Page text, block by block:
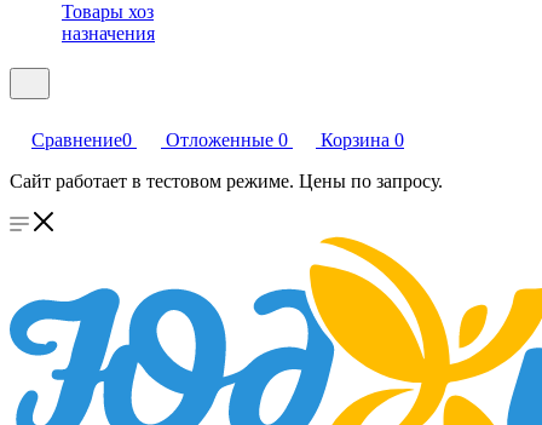
Товары хоз
назначения
Сравнение0 Отложенные 0 Корзина 0
Сайт работает в тестовом режиме. Цены по запросу.